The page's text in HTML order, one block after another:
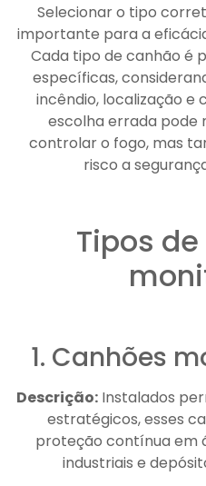
Selecionar o tipo
importante para a
Cada tipo de canhão é
específicas,
incêndio, localização e
escolha errada pode
controlar o fogo, mas
risco a
Tipos
1. Canhões
Descrição: Instalados
estratégicos, esses
proteção contínua em
industriais e